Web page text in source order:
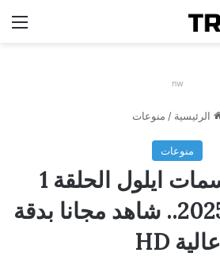
nw
الرئيسية / منوعات
منوعات
مسلسل نسمات ايلول الحلقة 1
الاولى كاملة 2025.. شاهد مجانا بدقة
عالية HD